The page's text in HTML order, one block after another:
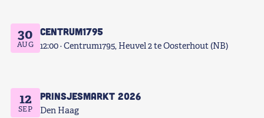
30
AUG
Centrum1795
12:00 Centrum1795, Heuvel 2 te Oosterhout (NB)
12
SEP
Prinsjesmarkt 2026
Den Haag